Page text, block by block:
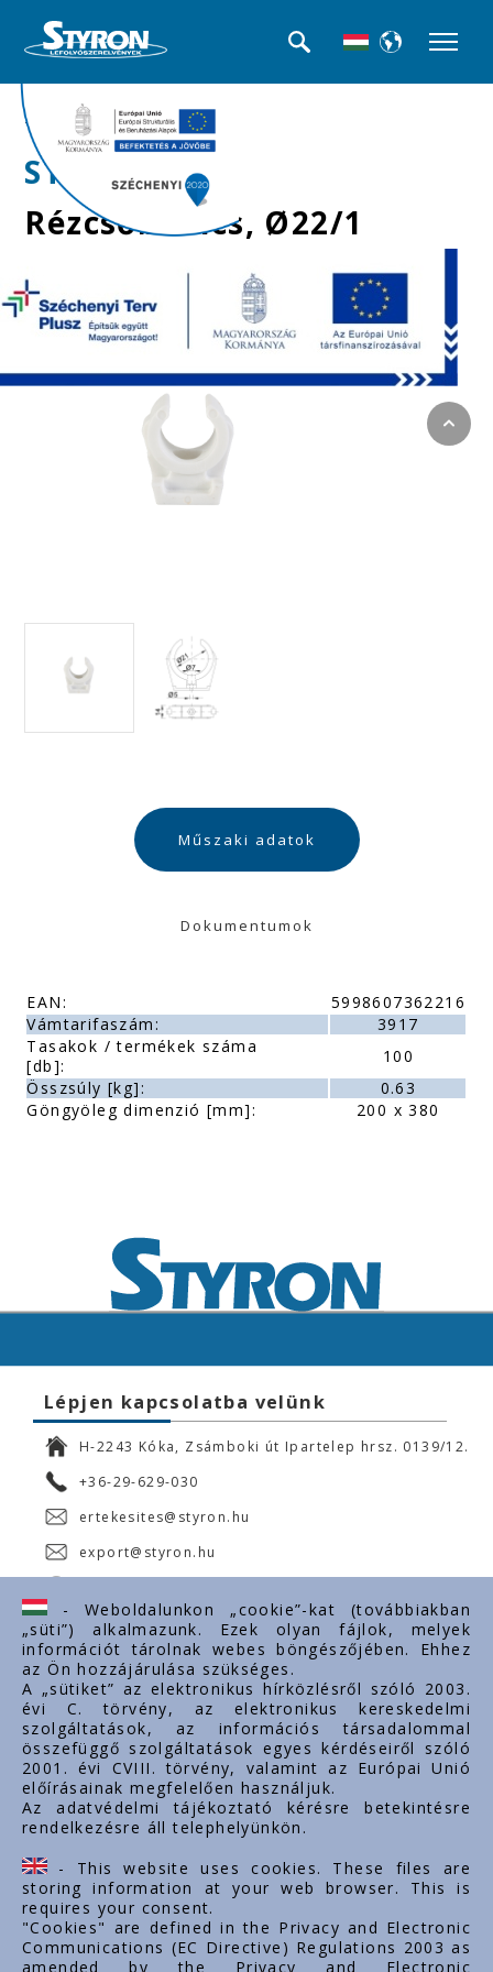
>>Csőbilincsek
STY-22-1
Rézcsőbilincs, Ø22/1
Műszaki adatok
Dokumentumok
EAN:
5998607362216
Vámtarifaszám:
3917
Tasakok / termékek száma
[db]:
100
Összsúly [kg]:
0.63
Göngyöleg dimenzió [mm]:
200 x 380
Lépjen kapcsolatba velünk
H-2243 Kóka, Zsámboki út Ipartelep hrsz. 0139/12.
+36-29-629-030
ertekesites@styron.hu
export@styron.hu
Fontos linkek
Rólunk
Dokumentumok
Kapcsolat
Karrier
Cég adatok
Tárhely adatok
Támogatások
- Weboldalunkon „cookie”-kat (továbbiakban
„süti”) alkalmazunk. Ezek olyan fájlok, melyek
információt tárolnak webes böngészőjében. Ehhez
az Ön hozzájárulása szükséges.
A „sütiket” az elektronikus hírközlésről szóló 2003.
évi C. törvény, az elektronikus kereskedelmi
szolgáltatások, az információs társadalommal
összefüggő szolgáltatások egyes kérdéseiről szóló
2001. évi CVIII. törvény, valamint az Európai Unió
előírásainak megfelelően használjuk.
Az adatvédelmi tájékoztató kérésre betekintésre
rendelkezésre áll telephelyünkön.
- This website uses cookies. These files are
storing information at your web browser. This is
requires your consent.
"Cookies" are defined in the Privacy and Electronic
Communications (EC Directive) Regulations 2003 as
amended by the Privacy and Electronic